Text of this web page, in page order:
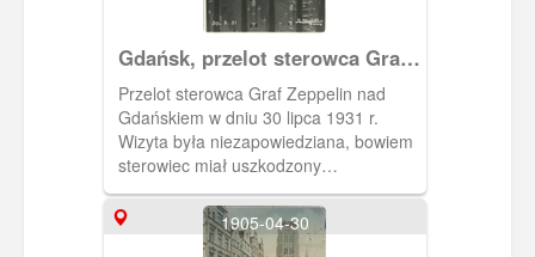
Gdańsk, przelot sterowca Graf
Zeppelin
Przelot sterowca Graf Zeppelin nad
Gdańskiem w dniu 30 lipca 1931 r.
Wizyta była niezapowiedziana, bowiem
sterowiec miał uszkodzony
radiotelegraf. Wracał z wyprawy z
rejonów podbiegunowych. Zauważono
go po raz pierwszy o godz. 13.45 z
1905-04-30